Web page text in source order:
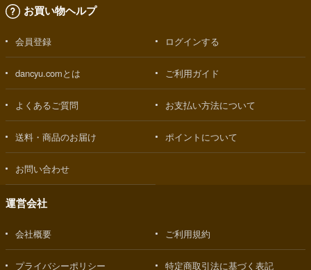
お買い物ヘルプ
会員登録 ログインする
dancyu.comとは ご利用ガイド
よくあるご質問 お支払い方法について
送料・商品のお届け ポイントについて
お問い合わせ
運営会社
会社概要 ご利用規約
プライバシーポリシー 特定商取引法に基づく表記